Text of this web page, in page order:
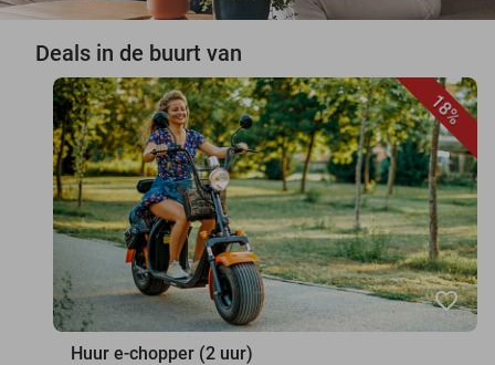
Deals in de buurt van
18%
favorite_border
Huur e-chopper (2 uur)